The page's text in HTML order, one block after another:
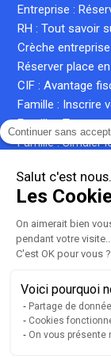
Continuer sans
Salut c'est
Les
On aimerait bien
pendant votre
C'est OK pour vous ?
Voici pourquoi
Partage de
Cookies
On vous présente
Entreprise :
RH : Tout savoir
Crèche
Réserver place
CIF : Avantage
Famille : Inscrire
Famille : Trouver
Famille : Simuler
Qu'est-ce qu'une
Qu'est-ce qu'une
Liste de nos
llms.txt
Mentions légales
Conditions